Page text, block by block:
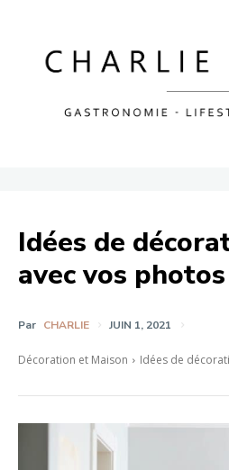
Idées de
avec vos photos
Par CHARLIE JUIN 1, 2021
Décoration et Maison Idées de